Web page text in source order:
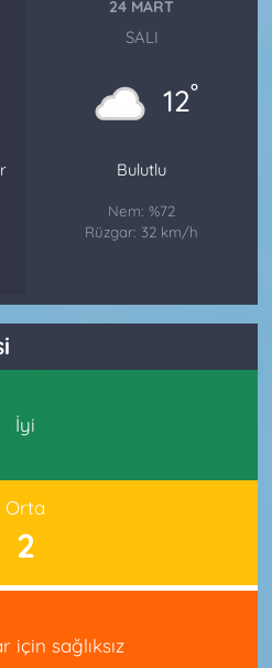
24 MART
SALI
12°
Bulutlu
Nem: %72
Rüzgar: 32 km/h
İyi
Orta
2
için sağlıksız